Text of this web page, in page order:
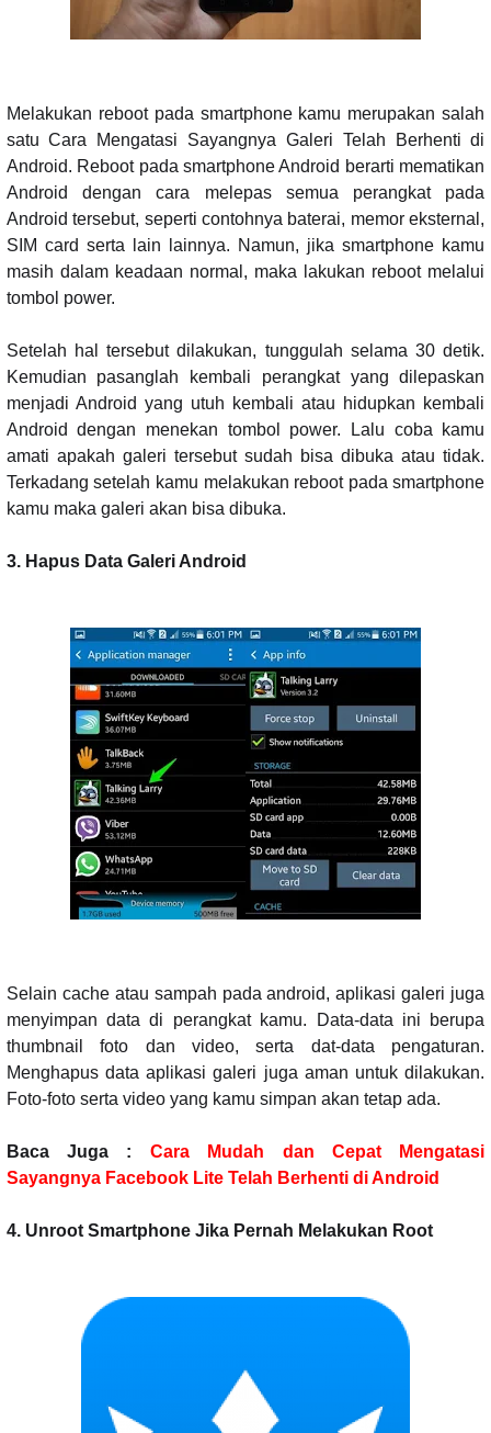
Melakukan reboot pada smartphone kamu merupakan salah
satu Cara Mengatasi Sayangnya Galeri Telah Berhenti di
Android. Reboot pada smartphone Android berarti mematikan
Android dengan cara melepas semua perangkat pada
Android tersebut, seperti contohnya baterai, memor eksternal,
SIM card serta lain lainnya. Namun, jika smartphone kamu
masih dalam keadaan normal, maka lakukan reboot melalui
tombol power.
Setelah hal tersebut dilakukan, tunggulah selama 30 detik.
Kemudian pasanglah kembali perangkat yang dilepaskan
menjadi Android yang utuh kembali atau hidupkan kembali
Android dengan menekan tombol power. Lalu coba kamu
amati apakah galeri tersebut sudah bisa dibuka atau tidak.
Terkadang setelah kamu melakukan reboot pada smartphone
kamu maka galeri akan bisa dibuka.
3. Hapus Data Galeri Android
Selain cache atau sampah pada android, aplikasi galeri juga
menyimpan data di perangkat kamu. Data-data ini berupa
thumbnail foto dan video, serta dat-data pengaturan.
Menghapus data aplikasi galeri juga aman untuk dilakukan.
Foto-foto serta video yang kamu simpan akan tetap ada.
Baca Juga :
Cara Mudah dan Cepat Mengatasi
Sayangnya Facebook Lite Telah Berhenti di Android
4. Unroot Smartphone Jika Pernah Melakukan Root